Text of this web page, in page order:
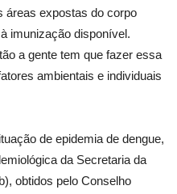
áreas expostas do corpo
imunização disponível.
a gente tem que fazer essa
ambientais e individuais
de epidemia de dengue,
da Secretaria da
obtidos pelo Conselho